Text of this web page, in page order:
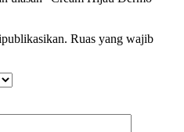
Ruas yang wajib